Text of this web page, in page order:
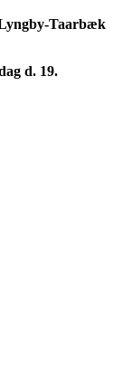
Taarbæk
d. 19.